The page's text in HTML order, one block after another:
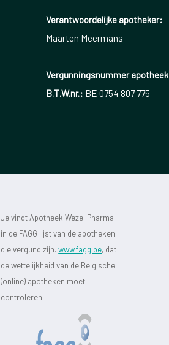
Verantwoordelijke apotheker:
Maarten Meermans
Vergunningsnummer
B.T.W.nr.: BE 0754 807 775
Je vindt Apotheek Wezel Pharma
in de FAGG lijst van de apotheken
die vergund zijn.www.fagg.be, dat
de wettelijkheid van de Belgische
(online) apotheken moet
controleren.